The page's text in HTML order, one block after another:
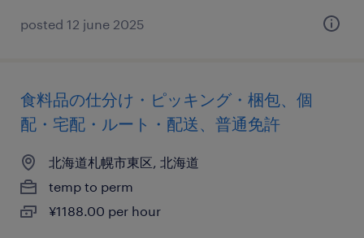
posted 12 june 2025
食料品の仕分け・ピッキング・梱包、個
配・宅配・ルート・配送、普通免許
北海道札幌市東区, 北海道
temp to perm
¥1188.00 per hour